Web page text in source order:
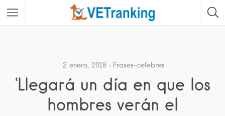
2 enero, 2018 Frases-celebres
‘Llegará un día en que los
hombres verán el